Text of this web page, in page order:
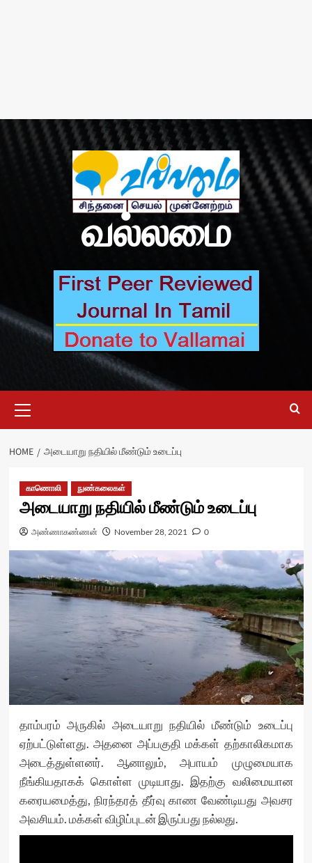
வல்லமை
Menu
HOME அடையாறு நதியில் மீண்டும் உடைப்பு
காணொலி நுண்கலைகள்
அடையாறு நதியில் மீண்டும் உடைப்பு
அண்ணாகண்ணன் November 28, 2021 0
தாம்பரம் அருகில் அடையாறு நதியில் மீண்டும் உடைப்பு
ஏற்பட்டுள்ளது. அதனை அப்பகுதி மக்கள் தற்காலிகமாக
அடைத்துள்ளனர். ஆனாலும், அபாயம் முழுமையாக
நீங்கியதாகக் கொள்ள முடியாது. இதற்கு வலிமையான
கரையமைத்து, நிரந்தரத் தீர்வு காண வேண்டியது அவசர
அவசியம். மக்கள் விழிப்புடன் இருப்பது நல்லது.